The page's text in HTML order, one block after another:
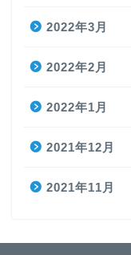
2022年3月
2022年2月
2022年1月
2021年12月
2021年11月